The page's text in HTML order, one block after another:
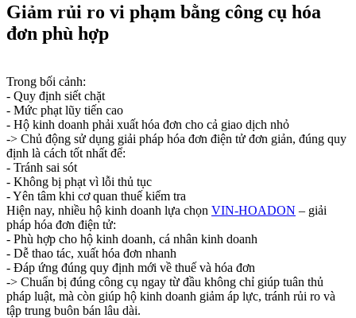
Giảm rủi ro vi phạm bằng công cụ hóa
đơn phù hợp
Trong bối cảnh:
- Quy định siết chặt
- Mức phạt lũy tiến cao
- Hộ kinh doanh phải xuất hóa đơn cho cả giao dịch nhỏ
-> Chủ động sử dụng giải pháp hóa đơn điện tử đơn giản, đúng quy
định là cách tốt nhất để:
- Tránh sai sót
- Không bị phạt vì lỗi thủ tục
- Yên tâm khi cơ quan thuế kiểm tra
Hiện nay, nhiều hộ kinh doanh lựa chọn VIN-HOADON – giải
pháp hóa đơn điện tử:
- Phù hợp cho hộ kinh doanh, cá nhân kinh doanh
- Dễ thao tác, xuất hóa đơn nhanh
- Đáp ứng đúng quy định mới về thuế và hóa đơn
-> Chuẩn bị đúng công cụ ngay từ đầu không chỉ giúp tuân thủ
pháp luật, mà còn giúp hộ kinh doanh giảm áp lực, tránh rủi ro và
tập trung buôn bán lâu dài.